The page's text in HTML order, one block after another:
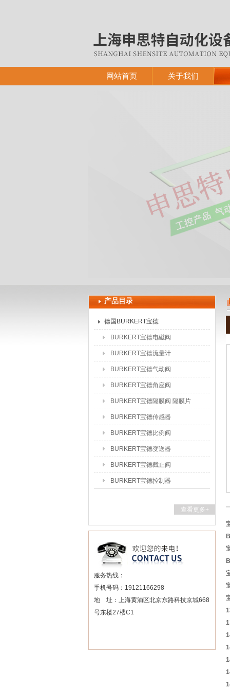
网站首页 关于我们
产品目录
德国BURKERT宝德
BURKERT宝德电磁阀
BURKERT宝德流量计
BURKERT宝德气动阀
BURKERT宝德角座阀
BURKERT宝德隔膜阀 隔膜片
BURKERT宝德传感器
BURKERT宝德比例阀
BURKERT宝德变送器
BURKERT宝德截止阀
BURKERT宝德控制器
查看更多+
服务热线：
手机号码：19121166298
地 址：上海黄浦区北京东路科技京城668
号东楼27楼C1